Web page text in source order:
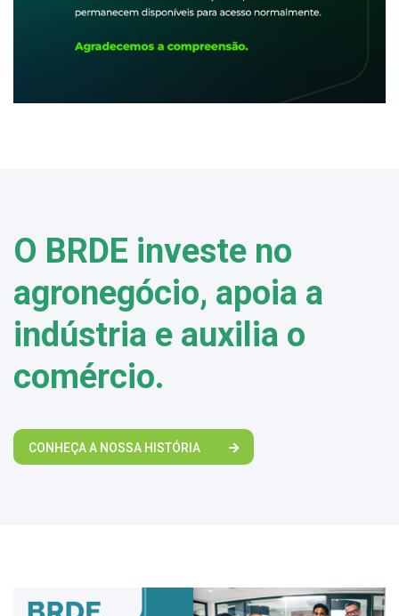
O BRDE investe no
agronegócio, apoia a
indústria e auxilia o
comércio.
CONHEÇA A NOSSA HISTÓRIA